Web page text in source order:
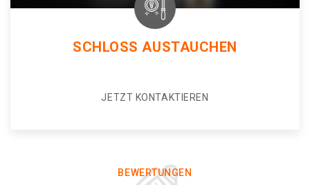
SCHLOSS AUSTAUCHEN
JETZT KONTAKTIEREN
BEWERTUNGEN